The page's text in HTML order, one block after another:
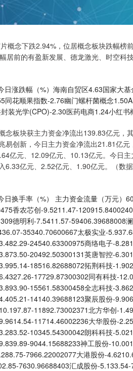
概念下跌2.94%，位居概念板块跌幅榜
居前的有盈新发展、德龙激光、时空科
日涨跌幅（%）海南自贸区4.63国家大
同花顺果指数-2.76幽门螺杆菌概念
装光学(CPO)-2.30医药电商1.24小红
念板块获主力资金净流出139.83亿元，
易创新，今日主力资金净流出21.81亿
亿元、12.09亿元、10.13亿元。今日
6.33亿元、2.52亿元、1.90亿元。（数据
日换手率（%） 主力资金流量（万元
香农芯创-9.5211.47-
德明利-7.5411.57-59406.39688008
35340.70600667太极实业-
24540.63300975商络电子-
20492.50300131英唐智控-
18516.82688072拓荆科技-
17729.87300302同有科技-
15561.58300458全志科技-
14140.39688123聚辰股份-
11892.73002371北方华创-
11714.46002236大华股份-
10345.54300042朗科科技-
9044.15688233神工股份-
7966.22002077大港股份-
7630.96688403汇成股份-